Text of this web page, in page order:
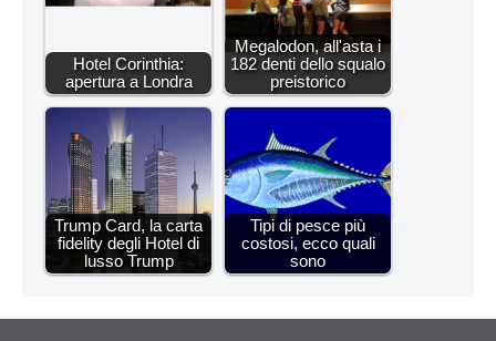
Hotel Corinthia:
apertura a Londra
Megalodon, all'asta i
182 denti dello squalo
preistorico
Trump Card, la carta
fidelity degli Hotel di
lusso Trump
Tipi di pesce più
costosi, ecco quali
sono